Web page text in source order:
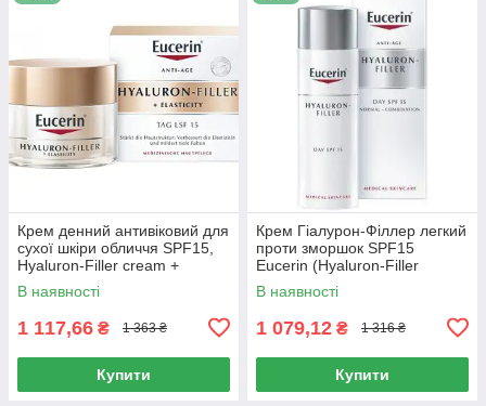
Крем денний антивіковий для
сухої шкіри обличчя SPF15,
Hyaluron-Filler cream +
Elastisity day anti-aging cream
for dry skin,
В наявності
1 117,66 ₴ 1 363 ₴
Купити
Крем Гіалурон-Філлер легкий
проти зморшок SPF15
Eucerin (Hyaluron-Filler
Сream Light Anti-Wrinkle) 50
мл
В наявності
1 079,12 ₴ 1 316 ₴
Купити